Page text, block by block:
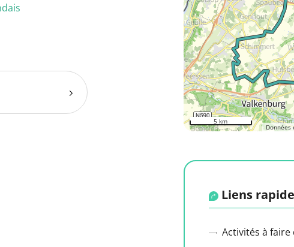
5 km
Liens
Activités à